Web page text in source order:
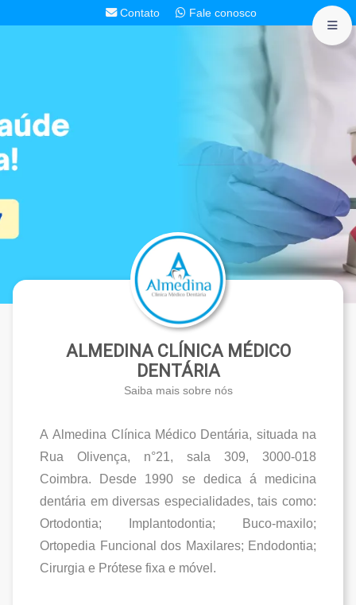
Contato Fale conosco
ALMEDINA CLÍNICA MÉDICO
DENTÁRIA
Saiba mais sobre nós
AAlmedina Clínica Médico Dentária, situada na
Rua Olivença, n°21, sala 309, 3000-018
Coimbra. Desde 1990 se dedica á medicina
dentária em diversas especialidades, tais como:
Ortodontia; Implantodontia; Buco-maxilo;
Ortopedia Funcional dos Maxilares; Endodontia;
Cirurgia e Prótese fixa e móvel.